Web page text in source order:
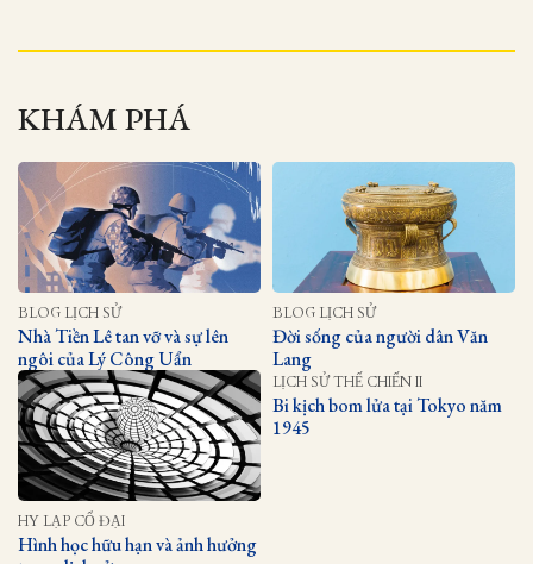
KHÁM PHÁ
BLOG LỊCH SỬ
Nhà Tiền Lê tan vỡ và sự lên
ngôi của Lý Công Uẩn
BLOG LỊCH SỬ
Đời sống của người dân Văn
Lang
HY LẠP CỔ ĐẠI
Hình học hữu hạn và ảnh hưởng
LỊCH SỬ THẾ CHIẾN II
Bi kịch bom lửa tại Tokyo năm
1945